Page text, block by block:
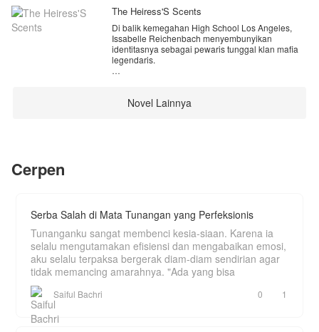
undangan. Harga dirinya diinjak-injak tanpa belas
kasihan, seolah seluruh pengorbanannya selama
ini tidak pernah berarti. Hari itu, Astrid
memutuskan untuk berhenti menangis.
Dengan bantuan Mateo, Astrid bangkit dan
dulu merendahkan mulai menyadari kesalahan
mereka.
Keadaan masa lalu yang membuat dirinya
sebuah masalah sehingga ya di bantu oleh
keluarga yang sangat baik dan terkaya
hingga suatu seketika. ia baru sadar pemilik
yayasan ini memiliki cucu . dan itu adalah masa
The Heiress'S Scents
Di balik kemegahan High School Los Angeles,
Issabelle Reichenbach menyembunyikan
identitasnya sebagai pewaris tunggal klan mafia
legendaris.
penderitaan tinggal bersama ibu kandungnya
yang lemah dan ayah tiri yang kasar.
kehilangan indra penciuman sejak lahir.
Secara mengejutkan, aroma tubuh dingin
menyerupai mawar es milik Issabelle menjadi
satu-satunya wewangian yang bisa dicium oleh
Navarro setelah 16 tahun hidupnya.
mulai terobsesi untuk menguak topeng misterius
Novel Lainnya
Cerpen
Serba Salah di Mata Tunangan yang Perfeksionis
Tunanganku sangat membenci kesia-siaan. Karena ia
selalu mengutamakan efisiensi dan mengabaikan emosi,
aku selalu terpaksa bergerak diam-diam sendirian agar
tidak memancing amarahnya. "Ada yang bisa
Saiful Bachri 0 1